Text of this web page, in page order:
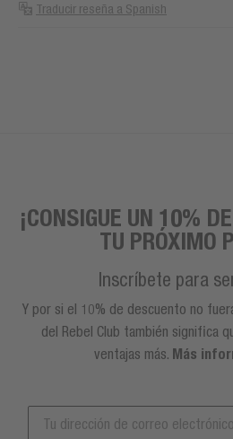
Traducir reseña a Spanish
¡CONSIGUE UN 10%
TU PRÓXIMO
Inscríbete para
Y por si el 10% de descuento no
del Rebel Club también significa
ventajas más. Más